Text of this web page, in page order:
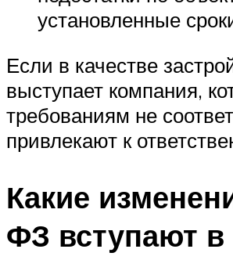
установленные
Если в качестве
выступает компания,
требованиям не
привлекают к
Какие
ФЗ вступают в